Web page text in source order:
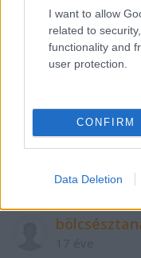
I want to allow
related to
functionality and
user protection.
CONFIRM
Data Deletion
Azért adom el,
mivel errefelé még
lesz
akarom kerülgetni.
megfelel. Az árát
Egyenlőre még